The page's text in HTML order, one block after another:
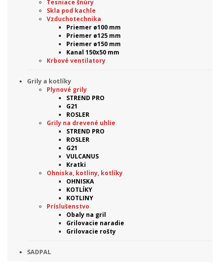
Tesniace šnúry
Skla pod kachle
Vzduchotechnika
Priemer ø100 mm
Priemer ø125 mm
Priemer ø150 mm
Kanal 150x50 mm
Krbové ventilatory
Grily a kotlíky
Plynové grily
STREND PRO
G21
ROSLER
Grily na drevené uhlie
STREND PRO
ROSLER
G21
VULCANUS
Kratki
Ohniska, kotliny, kotlíky
OHNISKA
KOTLÍKY
KOTLINY
Príslušenstvo
Obaly na gril
Grilovacie naradie
Grilovacie rošty
SADPAL